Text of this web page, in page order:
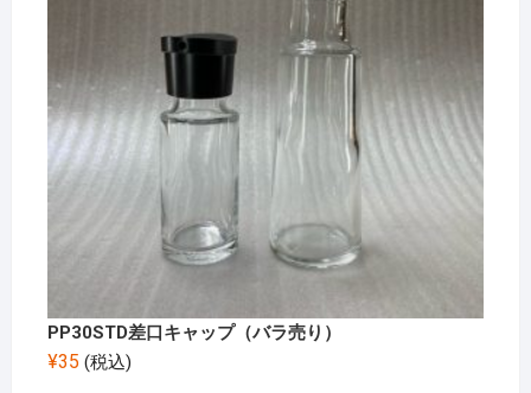
PP30STD差口キャップ（バラ売り）
¥35 (税込)